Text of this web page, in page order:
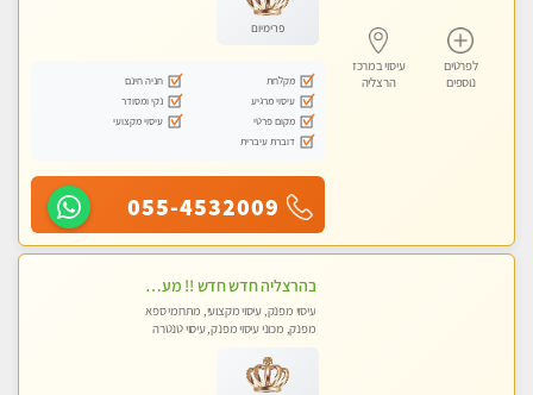
לפרטים
נוספים
עיסוי במרכז
הרצליה
פרימיום
מקלחת
חניה חינם
עיסוי מרגיע
נקי ומסודר
מקום פרטי
עיסוי מקצועי
דוברת עיברית
055-4532009
בהרצליה חדש חדש !! מעסה מקצועית צעירה ואיכותית פרטי!!!
עיסוי מפנק, עיסוי מקצועי, מתחמי ספא
מפנק, מכוני עיסוי מפנק, עיסוי טנטרה